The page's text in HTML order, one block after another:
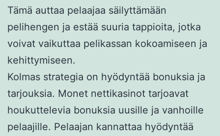
Tämä auttaa pelaajaa säilyttämään
pelihengen ja estää suuria tappioita, jotka
voivat vaikuttaa pelikassan kokoamiseen ja
kehittymiseen.
Kolmas strategia on hyödyntää bonuksia ja
tarjouksia. Monet nettikasinot tarjoavat
houkuttelevia bonuksia uusille ja vanhoille
pelaajille. Pelaajan kannattaa hyödyntää